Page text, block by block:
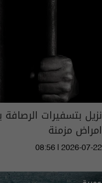
نزيل بتسفيرات
امراض مزمنة
08:56 | 2026-07-22